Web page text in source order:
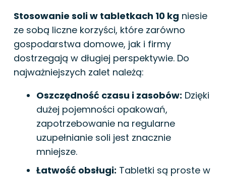
Stosowanie soli w tabletkach 10 kg niesie
ze sobą liczne korzyści, które zarówno
gospodarstwa domowe, jak i firmy
dostrzegają w długiej perspektywie. Do
najważniejszych zalet należą:
Oszczędność czasu i zasobów: Dzięki
dużej pojemności opakowań,
zapotrzebowanie na regularne
uzupełnianie soli jest znacznie
mniejsze.
Łatwość obsługi: Tabletki są proste w